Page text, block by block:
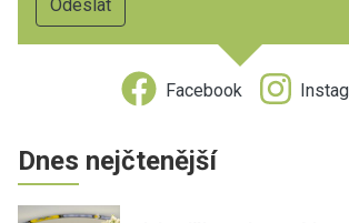
Facebook
Dnes nejčtenější